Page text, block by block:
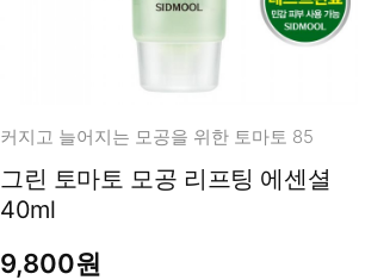
커지고 늘어지는 모공을 위한 토마토 85
그린 토마토 모공 리프팅 에센셜
40ml
9,800원